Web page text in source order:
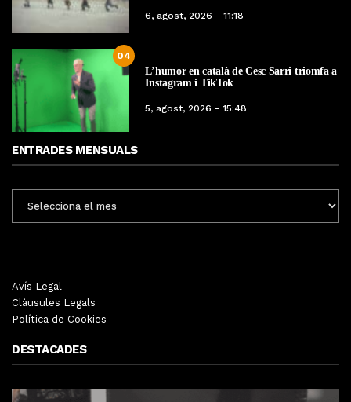
6, agost, 2026 - 11:18
04
L’humor en català de Cesc Sarri triomfa a
Instagram i TikTok
5, agost, 2026 - 15:48
ENTRADES MENSUALS
MENSUALS
Avís Legal
Clàusules Legals
Política de Cookies
DESTACADES